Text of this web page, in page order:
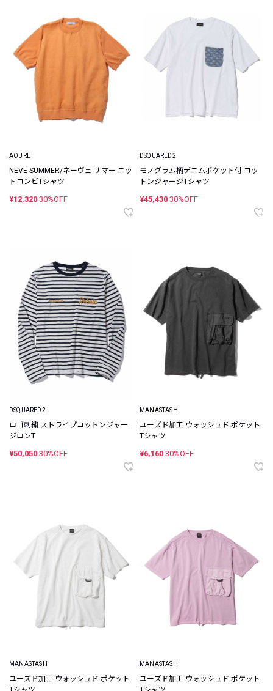
AOURE
NEVE SUMMER/ネーヴェ サマー ニッ
トコンビTシャツ
¥12,320 30%OFF
DSQUARED2
モノグラム柄デニムポケット付 コッ
トンジャージTシャツ
¥45,430 30%OFF
DSQUARED2
ロゴ刺繍 ストライプコットンジャー
ジロンT
¥50,050 30%OFF
MANASTASH
ユーズド加工 ウォッシュド ポケット
Tシャツ
¥6,160 30%OFF
MANASTASH
ユーズド加工 ウォッシュド ポケット
MANASTASH
ユーズド加工 ウォッシュド ポケット